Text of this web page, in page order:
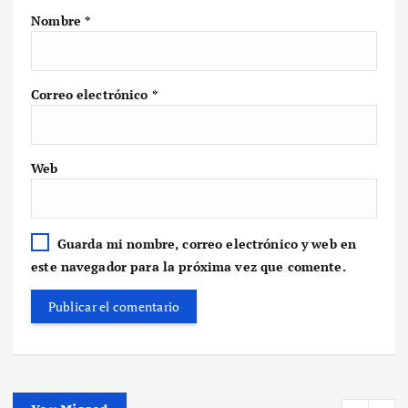
Nombre*
Correo electrónico *
Web
Guarda mi nombre, correo electrónico y web en
este navegador para la próxima vez que comente.